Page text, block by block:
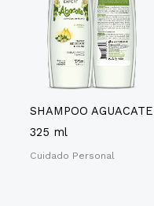
SHAMPOO AGUACATE
325 ml
Cuidado Personal